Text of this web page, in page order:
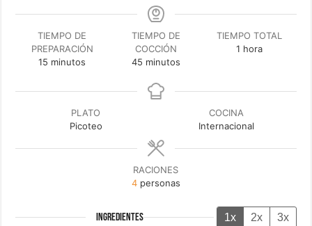
TIEMPO DE
PREPARACIÓN
15 minutos
minutos
TIEMPO DE
COCCIÓN
45minutos
minutos
TIEMPO TOTAL
1 hora
hora
PLATO
Picoteo
COCINA
Internacional
RACIONES
4 personas
INGREDIENTES 1x 2x 3x